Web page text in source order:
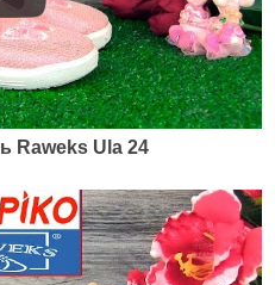
Raweks Ula 24